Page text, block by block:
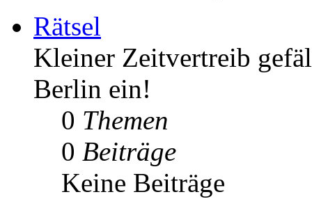
Rätsel
Kleiner Zeitvertreib
Berlin ein!
0 Themen
0 Beiträge
Keine Beiträge